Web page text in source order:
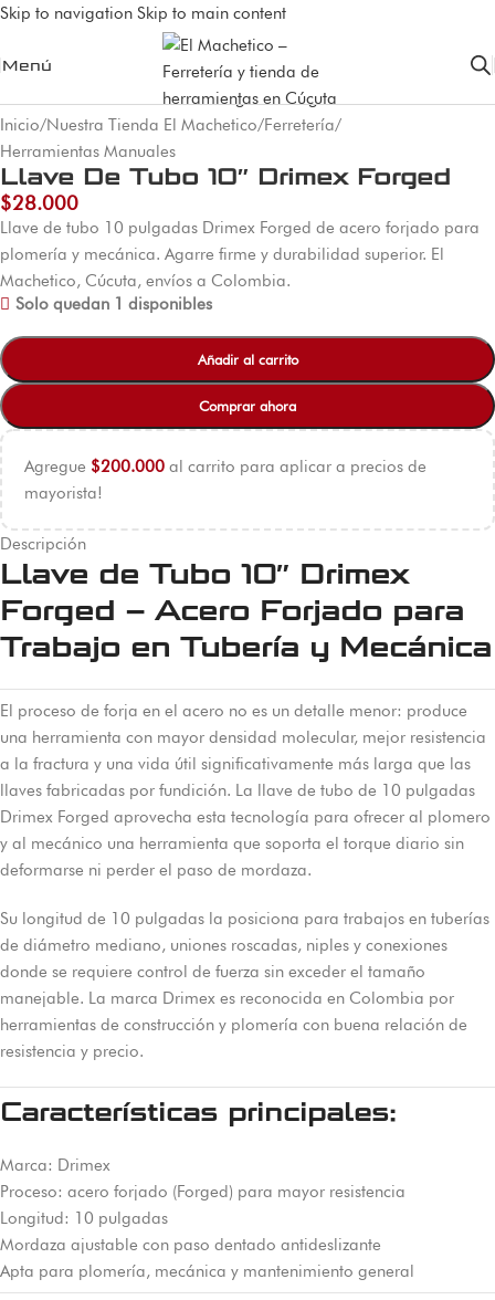
Skip to navigation Skip to main content
Menú
Inicio/Nuestra Tienda El Machetico/Ferretería/
Herramientas Manuales
Llave De Tubo 10″ Drimex Forged
$28.000
Llave de tubo 10 pulgadas Drimex Forged de acero forjado para
plomería y mecánica. Agarre firme y durabilidad superior. El
Machetico, Cúcuta, envíos a Colombia.
Solo quedan 1 disponibles
Añadir al carrito
Comprar ahora
Agregue $200.000 al carrito para aplicar a precios de
mayorista!
Descripción
Llave de Tubo 10″ Drimex
Forged – Acero Forjado para
Trabajo en Tubería y Mecánica
El proceso de forja en el acero no es un detalle menor: produce
una herramienta con mayor densidad molecular, mejor resistencia
a la fractura y una vida útil significativamente más larga que las
llaves fabricadas por fundición. La llave de tubo de 10 pulgadas
Drimex Forged aprovecha esta tecnología para ofrecer al plomero
y al mecánico una herramienta que soporta el torque diario sin
deformarse ni perder el paso de mordaza.
Su longitud de 10 pulgadas la posiciona para trabajos en tuberías
de diámetro mediano, uniones roscadas, niples y conexiones
donde se requiere control de fuerza sin exceder el tamaño
manejable. La marca Drimex es reconocida en Colombia por
herramientas de construcción y plomería con buena relación de
resistencia y precio.
Características principales:
Marca: Drimex
Proceso: acero forjado (Forged) para mayor resistencia
Longitud: 10 pulgadas
Mordaza ajustable con paso dentado antideslizante
Apta para plomería, mecánica y mantenimiento general